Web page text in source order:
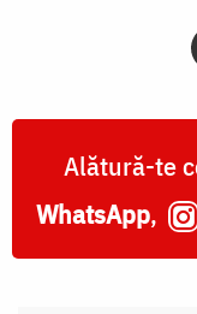
Alătură-te
WhatsApp,